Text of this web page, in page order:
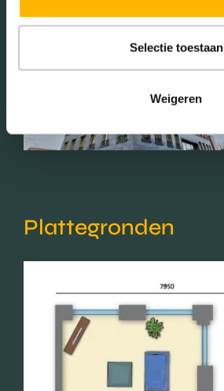
Selectie toestaan
Weigeren
Plattegronden